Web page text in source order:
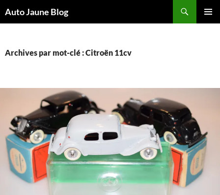
Auto Jaune Blog
Archives par mot-clé : Citroën 11cv